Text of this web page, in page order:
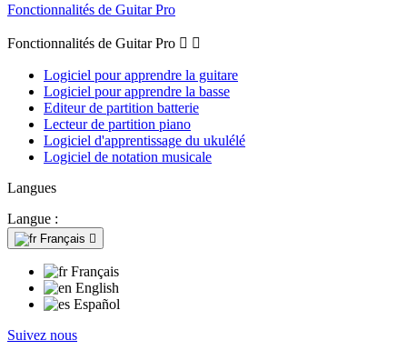
Fonctionnalités de Guitar Pro
Fonctionnalités de Guitar Pro  
Logiciel pour apprendre la guitare
Logiciel pour apprendre la basse
Editeur de partition batterie
Lecteur de partition piano
Logiciel d'apprentissage du ukulélé
Logiciel de notation musicale
Langues
Langue :
Français 
Français
English
Español
Suivez nous